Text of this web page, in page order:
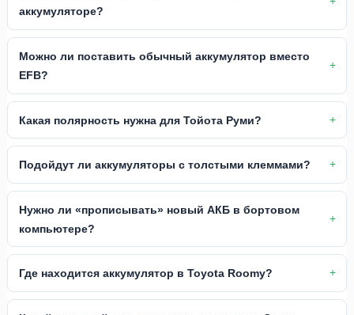
аккумуляторе?
Можно ли поставить обычный аккумулятор вместо
EFB?
Какая полярность нужна для Тойота Руми?
Подойдут ли аккумуляторы с толстыми клеммами?
Нужно ли «прописывать» новый АКБ в бортовом
компьютере?
Где находится аккумулятор в Toyota Roomy?